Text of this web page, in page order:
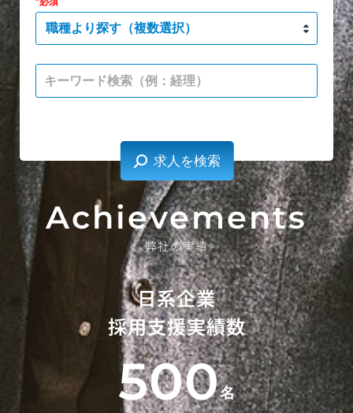
職種より探す（複数選択）
Achievements
弊社の実績
日系企業
採用支援実績数
500名